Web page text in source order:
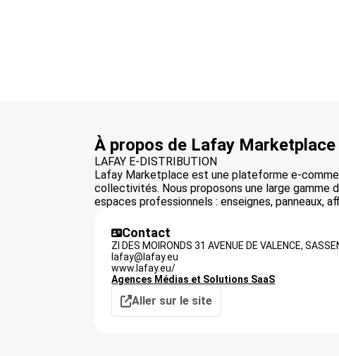
À propos de Lafay Marketplace
LAFAY E-DISTRIBUTION
Lafay Marketplace est une plateforme e-
collectivités. Nous proposons une large gamme
espaces professionnels : enseignes, panneaux,
Contact
ZI DES MOIRONDS 31 AVENUE DE VALENCE,
lafay@lafay.eu
www.lafay.eu/
Agences Médias et Solutions SaaS
Aller sur le site